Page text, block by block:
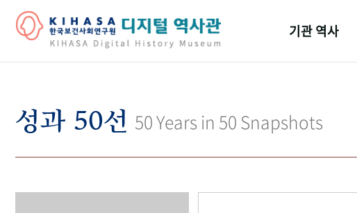
기관 역사
기관 변천사
성과 50선 50 Years in 50 Snapshots